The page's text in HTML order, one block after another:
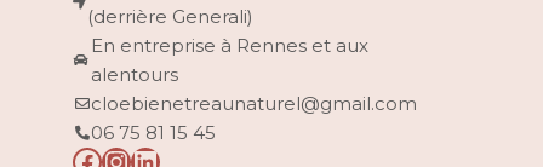
(derrière Generali)
En entreprise à Rennes et aux
alentours
cloebienetreaunaturel@gmail.com
06 75 81 15 45